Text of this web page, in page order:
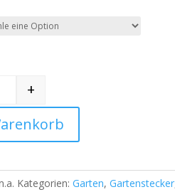
+
Kategorien:Garten,Gartenstecker